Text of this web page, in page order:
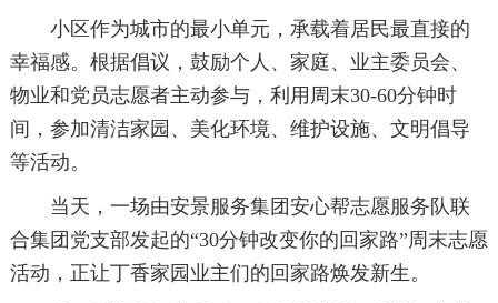
小区作为城市的最小单元，承载着居民最直接的
幸福感。根据倡议，鼓励个人、家庭、业主委员会、
物业和党员志愿者主动参与，利用周末30-60分钟时
间，参加清洁家园、美化环境、维护设施、文明倡导
等活动。
当天，一场由安景服务集团安心帮志愿服务队联
合集团党支部发起的“30分钟改变你的回家路”周末志愿
活动，正让丁香家园业主们的回家路焕发新生。